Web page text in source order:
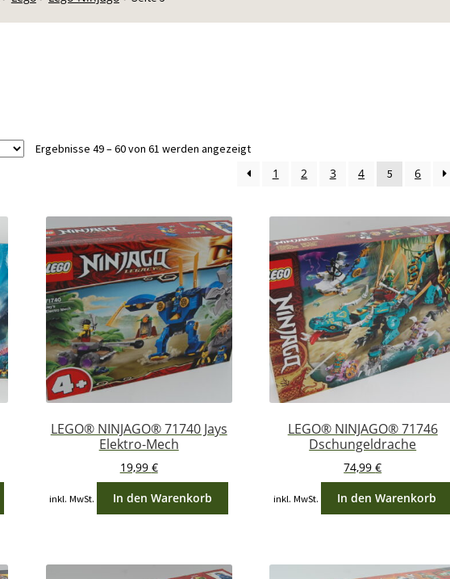
Ergebnisse 49 – 60 von 61 werden angezeigtNach
sortiert
1 2 3 4 5 6
LEGO® NINJAGO® 71740 Jays
Elektro-Mech
19,99 €
inkl. MwSt. In den Warenkorb
LEGO® NINJAGO® 71746
Dschungeldrache
74,99€
inkl. MwSt. In den Warenkorb